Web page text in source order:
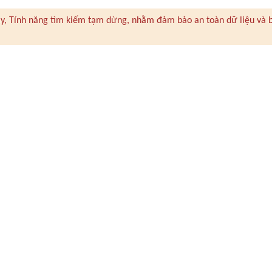
Tính năng tìm kiếm tạm dừng, nhằm đảm bảo an toàn dữ liệu và